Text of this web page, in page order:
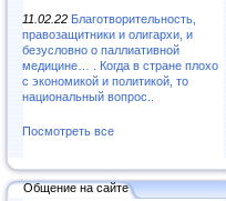
11.02.22 Благотворительность,
правозащитники и олигархи, и
безусловно о паллиативной
медицине… . Когда в стране плохо
с экономикой и политикой, то
национальный вопрос..
Посмотреть все
Общение на сайте